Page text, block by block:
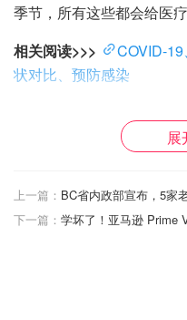
季节，所有这些都会给医
相关阅读>>>
COVID-
状对比、预防感染
什么时候接种加强针
加强注射应在上次接种
相关阅读>>>
安省公布
展
上一篇： BC省内政部宣布，5家
下一篇：